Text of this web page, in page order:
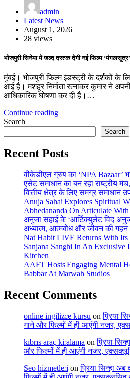
admin
Latest News
August 1, 2026
28 views
भोजपुरी सिनेमा में जल्द दस्तक देगी नई फिल्म ‘मंगलसूत्र’,
मुंबई। भोजपुरी फिल्म इंडस्ट्री के दर्शकों के
आई है। मशहूर निर्माता रत्नाकर कुमार ने
आधिकारिक घोषणा कर दी है।…
Continue reading
Search
Search
Recent Posts
वीकेडीएल ग्रुप का ‘NPA Bazaar’
एसेट समाधान का बन रहा राष्ट्रीय
वित्तीय क्षेत्र के लिए समग्र समाधान
Anuja Sahai Explores Spiritual
Abhedananda On Articulate
अनुजा सहाई के ‘आर्टिक्युलेट विद
अध्यात्म, आत्मबोध और जीवन की गहन
Nat Habit LIVE Returns With Its
Sanjana Sanghi In An Exclusive
Kitchen
AAFT Hosts Engaging Mental
Babbar At Marwah Studios
Recent Comments
online ingilizce kursu onप्रिया
गाने और फिल्मों में ही आएंगी नजर,
kıbrıs araç kiralama onप्रिया
और फिल्मों में ही आएंगी नजर,
Seo hizmetleri onप्रिया सिन्हा अब